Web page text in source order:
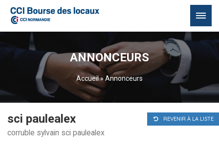
ANNONCEURS
Accueil»Annonceurs
REVENIR À LA LISTE
sci paulealex
corruble sylvain sci paulealex